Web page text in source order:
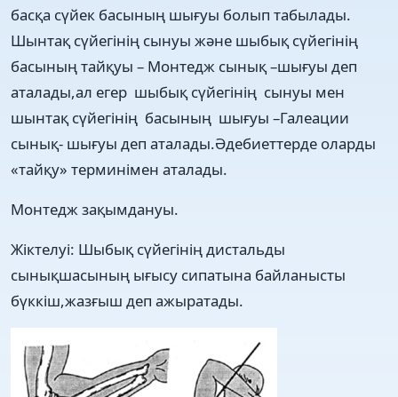
басқа сүйек басының шығуы болып табылады.
Шынтақ сүйегінің сынуы және шыбық сүйегінің
басының тайқуы – Монтедж сынық –шығуы деп
аталады,ал егер шыбық сүйегінің сынуы мен
шынтақ сүйегінің басының шығуы –Галеации
сынық- шығуы деп аталады.Әдебиеттерде оларды
«тайқу» терминімен аталады.
Монтедж зақымдануы.
Жіктелуі: Шыбық сүйегінің дистальды
сынықшасының ығысу сипатына байланысты
бүккіш,жазғыш деп ажыратады.